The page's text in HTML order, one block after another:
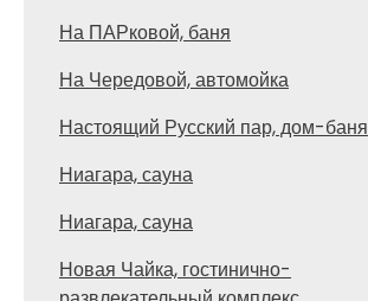
На ПАРковой, баня
На Чередовой, автомойка
Настоящий Русский пар, дом-баня
Ниагара, сауна
Ниагара, сауна
Новая Чайка, гостинично-